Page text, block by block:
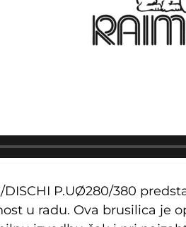
DISCHI P.UØ280/380
u radu. Ova brusilica